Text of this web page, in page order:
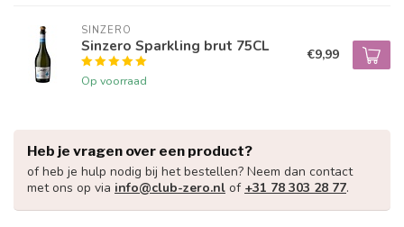
SINZERO
Sinzero Sparkling brut 75CL
Op voorraad
€9,99
Heb je vragen over een product?
of heb je hulp nodig bij het bestellen? Neem dan contact
met ons op via info@club-zero.nl of +31 78 303 28 77.